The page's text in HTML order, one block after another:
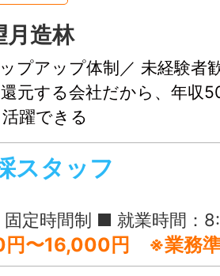
月造林
プアップ体制／ 未経験者
元する会社だから、年収
躍できる
スタッフ
：8:30-16:00 ※現場や作業内容、天候状況などにより変動あり ■
円〜16,000円 ※業務